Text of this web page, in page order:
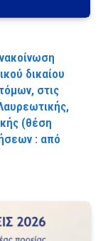
δικαίου
στις
(θέση
: από